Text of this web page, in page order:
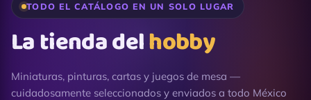
TODO EL CATÁLOGO EN UN SOLO LUGAR
La tienda delhobby
Miniaturas, pinturas, cartas y juegos de mesa —
cuidadosamente seleccionados y enviados a todo México